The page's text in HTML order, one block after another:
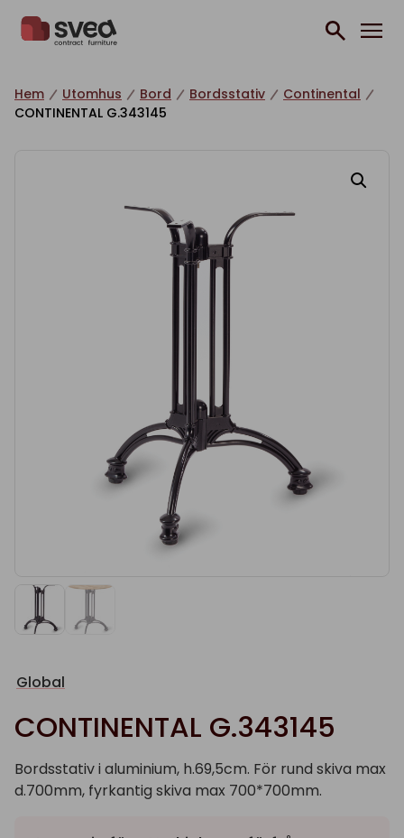
Hem Utomhus Bord Bordsstativ
Continental
CONTINENTAL G.343145
Global
CONTINENTAL G.343145
Bordsstativ i aluminium, h.69,5cm. För rund skiva max
d.700mm, fyrkantig skiva max 700*700mm.